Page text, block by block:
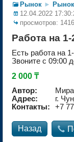
Рынок ►
12.04.2022
просмотров: 1416
Работа на 1-
Есть работа на
Звоните с 09:00
2 000 ₸
Автор:
Мира
Адрес:
г.
Контакты:
+7
Назад 